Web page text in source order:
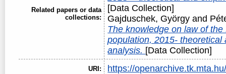
Related papers or data
collections:
[Data Collection]
Gajduschek, György and
The knowledge on law of the
population, 2015- theoretical
analysis. [Data Collection]
URI: https://